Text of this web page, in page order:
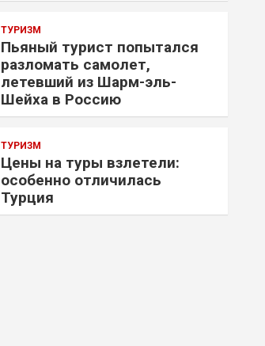
ТУРИЗМ
Пьяный турист попытался
разломать самолет,
летевший из Шарм-эль-
Шейха в Россию
ТУРИЗМ
Цены на туры взлетели:
особенно отличилась
Турция